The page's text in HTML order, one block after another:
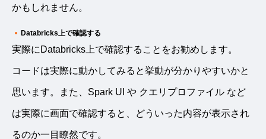
かもしれません。
Databricks上で確認する
実際にDatabricks上で確認することをお勧めします。
コードは実際に動かしてみると挙動が分かりやすいかと
思います。また、Spark UI や クエリプロファイル など
は実際に画面で確認すると、どういった内容が表示され
るのか一目瞭然です。